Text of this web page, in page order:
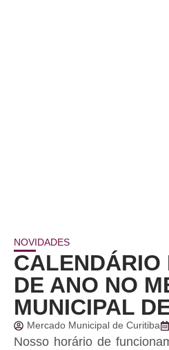
NOVIDADES
CALENDÁRIO
DE ANO NO
MUNICIPAL
Mercado Municipal de Curitiba
Nosso horário de